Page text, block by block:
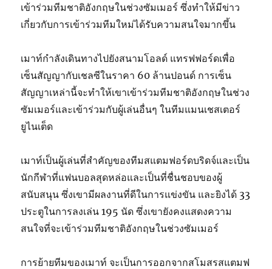
เข้าร่วมทีมชาติอังกฤษในช่วงซัมเมอร์ ซึ่งทำให้มีข่าว
เกี่ยวกับการเข้าร่วมทีมใหม่ได้รับความสนใจมากขึ้น
เมาท์กำลังเดินทางไปยังสนามโอลด์ แทรฟฟอร์ดเพื่อ
เซ็นสัญญากับเชลซีในราคา 60 ล้านปอนด์ การเซ็น
สัญญาเหล่านี้จะทำให้เขาเข้าร่วมทีมชาติอังกฤษในช่วง
ซัมเมอร์และเข้าร่วมกับผู้เล่นอื่นๆ ในทีมแมนเชสเตอร์
ยูไนเต็ด
เมาท์เป็นผู้เล่นที่สำคัญของทีมสแตมฟอร์ดบริดจ์และเป็น
นักกีฬาที่แฟนบอลสุดหล่อและเป็นที่ชื่นชอบของผู้
สนับสนุน ซึ่งเขามีผลงานที่ดีในการแข่งขัน และยิงได้ 33
ประตูในการลงเล่น 195 นัด ซึ่งเขายังคงแสดงความ
สนใจที่จะเข้าร่วมทีมชาติอังกฤษในช่วงซัมเมอร์
การย้ายทีมของเมาท์ จะเป็นการออกจากสโมสรสแตมฟ